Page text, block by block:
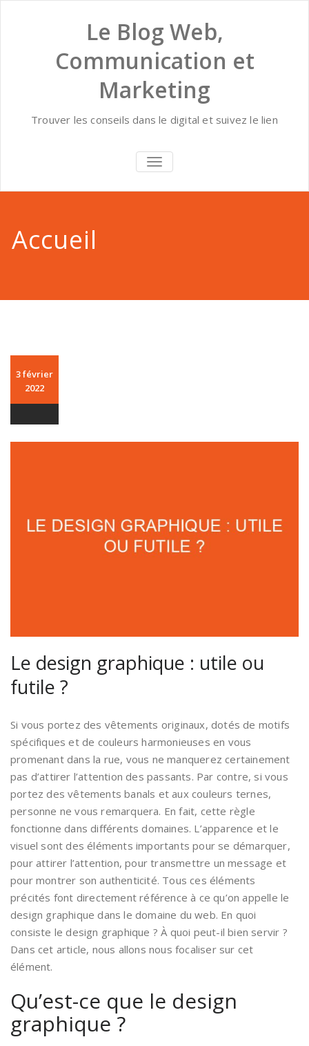
Le Blog Web,
Communication et
Marketing
Trouver les conseils dans le digital et suivez le lien
AFFICHER/MASQUER
LA
Accueil
3 février
2022
Le design graphique : utile ou
futile ?
Si vous portez des vêtements originaux, dotés de motifs
spécifiques et de couleurs harmonieuses en vous
promenant dans la rue, vous ne manquerez certainement
pas d’attirer l’attention des passants. Par contre, si vous
portez des vêtements banals et aux couleurs ternes,
personne ne vous remarquera. En fait, cette règle
fonctionne dans différents domaines. L’apparence et le
visuel sont des éléments importants pour se démarquer,
pour attirer l’attention, pour transmettre un message et
pour montrer son authenticité. Tous ces éléments
précités font directement référence à ce qu’on appelle le
design graphique dans le domaine du web. En quoi
consiste le design graphique ? À quoi peut-il bien servir ?
Dans cet article, nous allons nous focaliser sur cet
élément.
Qu’est-ce que le design
graphique ?